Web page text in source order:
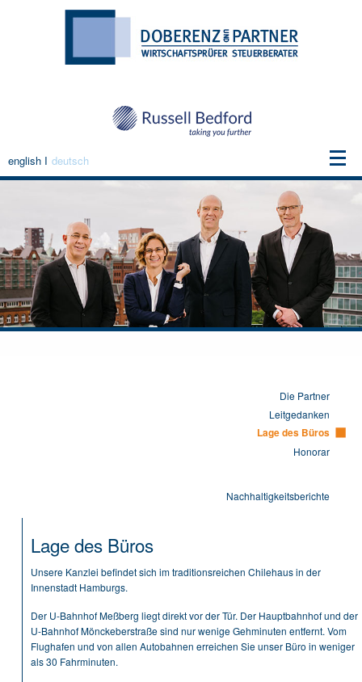
Die Partner
Leitgedanken
Lage des Büros
Honorar
Nachhaltigkeitsberichte
Lage des Büros
Unsere Kanzlei befindet sich im traditionsreichen Chilehaus in der
Innenstadt Hamburgs.
Der U-Bahnhof Meßberg liegt direkt vor der Tür. Der Hauptbahnhof und der
U-Bahnhof Mönckeberstraße sind nur wenige Gehminuten entfernt. Vom
Flughafen und von allen Autobahnen erreichen Sie unser Büro in weniger
als 30 Fahrminuten.